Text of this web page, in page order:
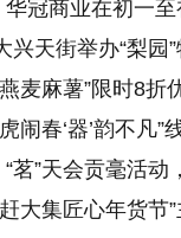
华冠商业在初一
兴天街举办“梨园
麦麻薯”限时8折
闹春‘器’韵不凡
“茗”天会贡毫活
大集匠心年货节